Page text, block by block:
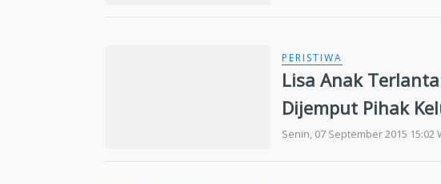
PERISTIWA
Lisa Anak
Dijemput Pihak
Senin, 07 September 2015 15:02